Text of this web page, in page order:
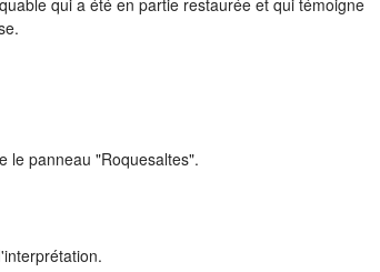
qui a été en partie restaurée et qui témoigne
le panneau "Roquesaltes".